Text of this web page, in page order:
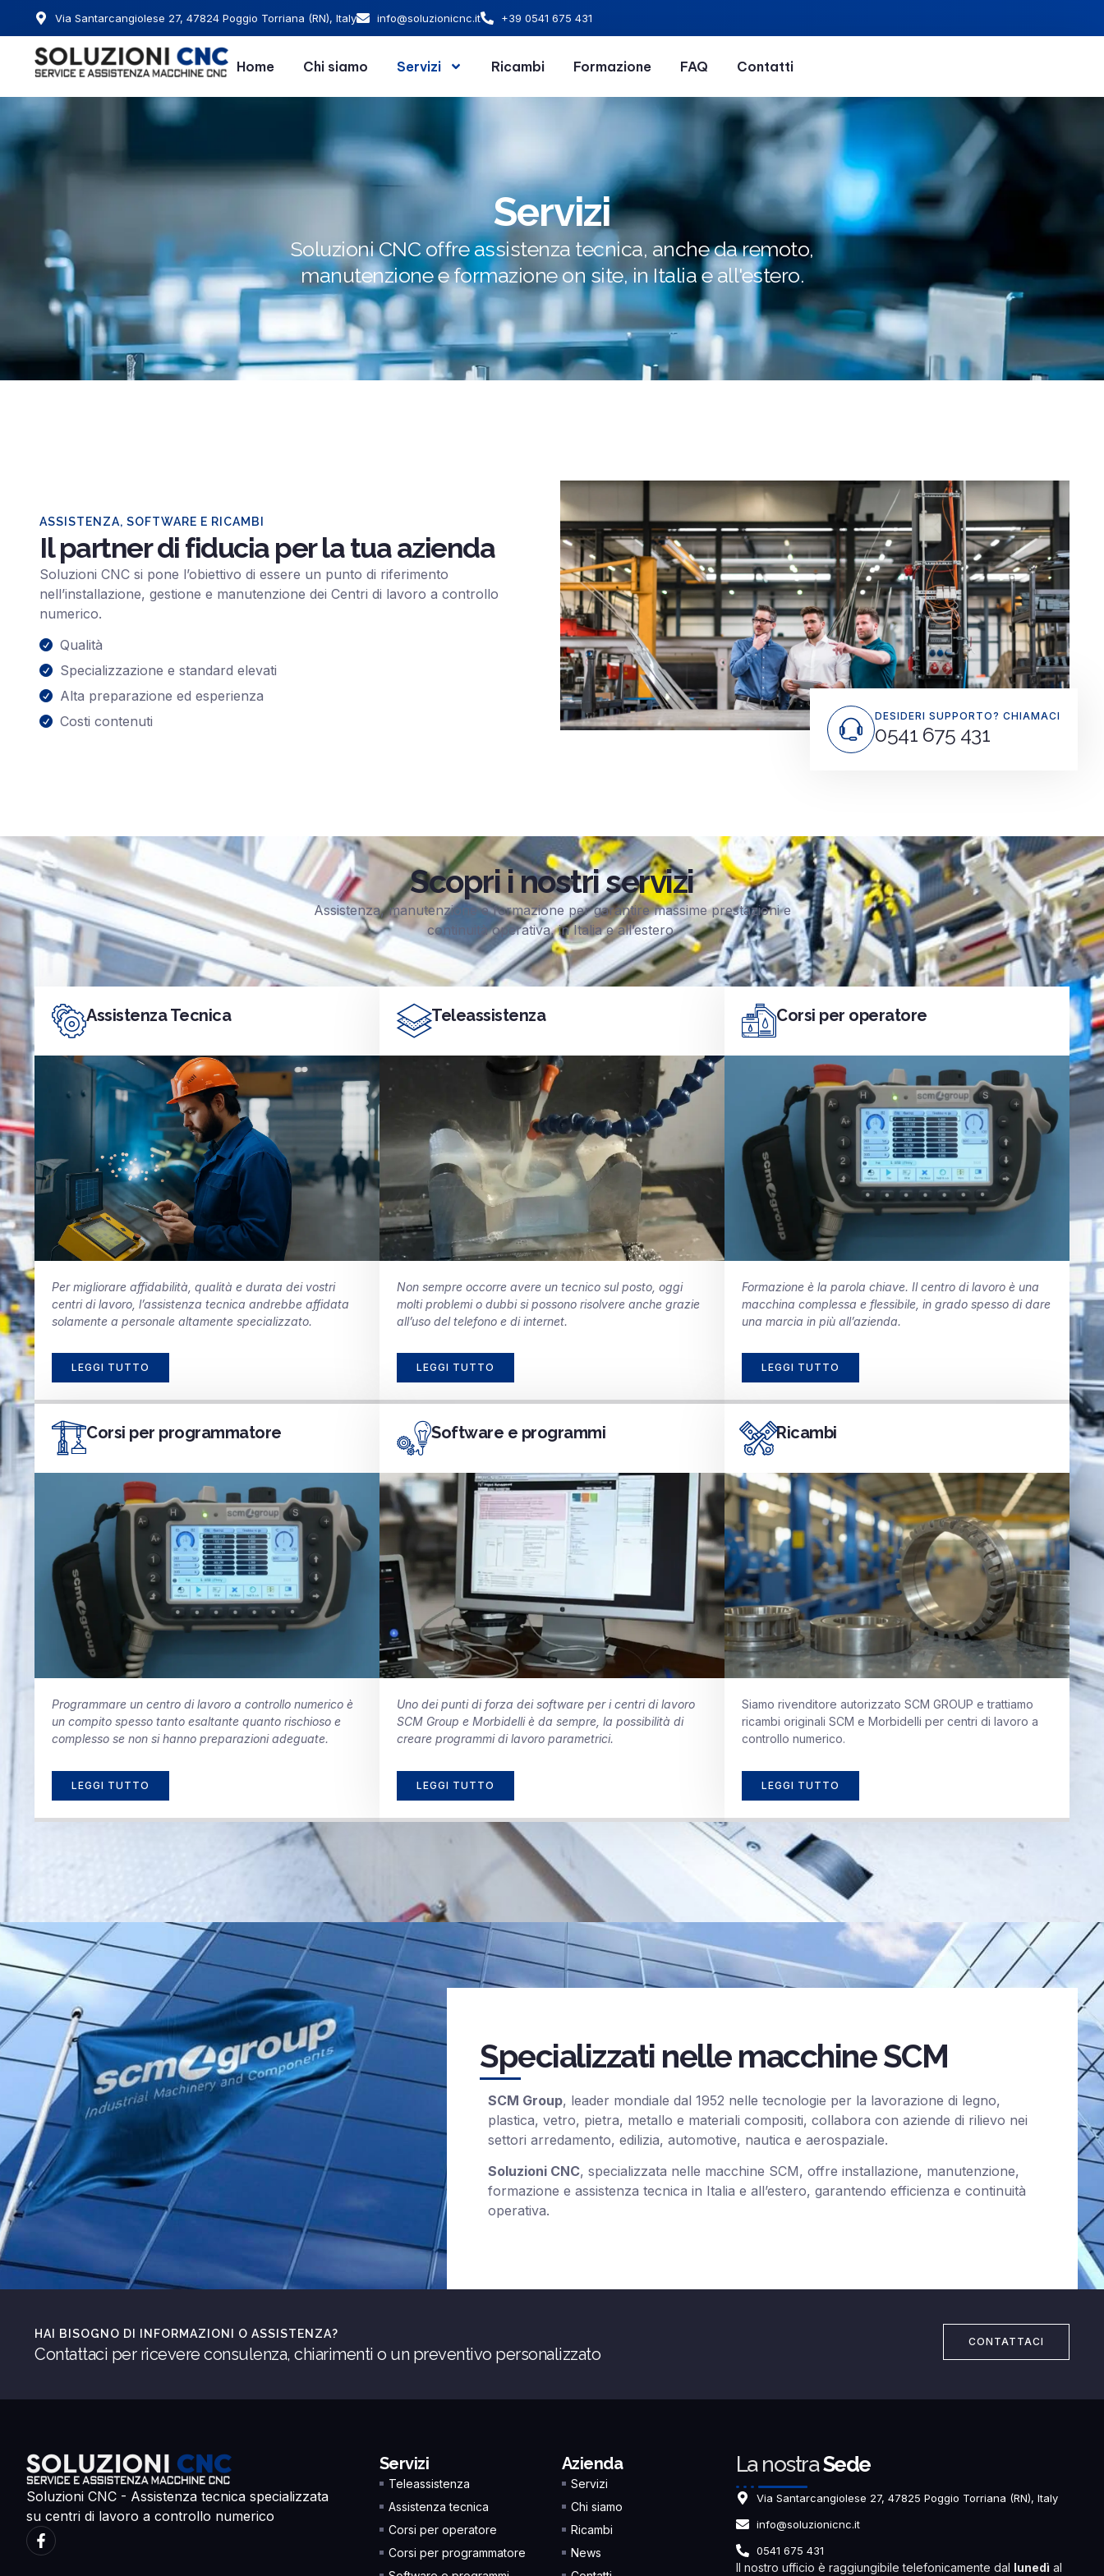
Via Santarcangiolese 27, 47824 Poggio Torriana (RN), Italy info@soluzionicnc.it +39 0541 675 431
Home Chi siamo Servizi Ricambi Formazione FAQ Contatti
Servizi
Soluzioni CNC offre assistenza tecnica, anche da remoto,
manutenzione e formazione on site, in Italia e all'estero.
ASSISTENZA, SOFTWARE E RICAMBI
Il partner di fiducia per la tua azienda
Soluzioni CNC si pone l’obiettivo di essere un punto di riferimento
nell’installazione, gestione e manutenzione dei Centri di lavoro a controllo
numerico.
Qualità
Specializzazione e standard elevati
Alta preparazione ed esperienza
Costi contenuti
DESIDERI SUPPORTO? CHIAMACI
0541 675 431
Scopri i nostri servizi
Assistenza, manutenzione e formazione per garantire massime prestazioni e
continuità operativa, in Italia e all’estero.
Assistenza Tecnica
Per migliorare affidabilità, qualità e durata dei vostri
centri di lavoro, l’assistenza tecnica andrebbe affidata
solamente a personale altamente specializzato.
LEGGI TUTTO
Teleassistenza
Non sempre occorre avere un tecnico sul posto, oggi
molti problemi o dubbi si possono risolvere anche grazie
all’uso del telefono e di internet.
LEGGI TUTTO
Corsi per operatore
Formazione è la parola chiave. Il centro di lavoro è una
macchina complessa e flessibile, in grado spesso di dare
una marcia in più all’azienda.
LEGGI TUTTO
Corsi per programmatore
Programmare un centro di lavoro a controllo numerico è
un compito spesso tanto esaltante quanto rischioso e
complesso se non si hanno preparazioni adeguate.
LEGGI TUTTO
Software e programmi
Uno dei punti di forza dei software per i centri di lavoro
SCM Group e Morbidelli è da sempre, la possibilità di
creare programmi di lavoro parametrici.
LEGGI TUTTO
Ricambi
Siamo rivenditore autorizzato SCM GROUP e trattiamo
ricambi originali SCM e Morbidelli per centri di lavoro a
controllo numerico.
LEGGI TUTTO
Specializzati nelle macchine SCM
SCM Group, leader mondiale dal 1952 nelle tecnologie per la lavorazione di legno,
plastica, vetro, pietra, metallo e materiali compositi, collabora con aziende di rilievo nei
settori arredamento, edilizia, automotive, nautica e aerospaziale.
Soluzioni CNC, specializzata nelle macchine SCM, offre installazione, manutenzione,
formazione e assistenza tecnica in Italia e all’estero, garantendo efficienza e continuità
operativa.
HAI BISOGNO DI INFORMAZIONI O ASSISTENZA?
Contattaci per ricevere consulenza, chiarimenti o un preventivo personalizzato
CONTATTACI
Soluzioni CNC - Assistenza tecnica specializzata
su centri di lavoro a controllo numerico
Servizi
Teleassistenza
Assistenza tecnica
Corsi per operatore
Corsi per programmatore
Azienda
Servizi
Chi siamo
Ricambi
News
La nostraSede
Via Santarcangiolese 27, 47825 Poggio Torriana (RN), Italy
info@soluzionicnc.it
0541 675 431
Il nostro ufficio è raggiungibile telefonicamente dal lunedì al